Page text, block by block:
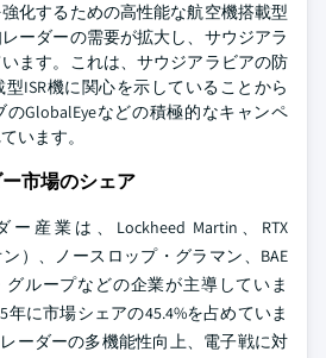
化するための高性能な航空機搭載型
ーダーの需要が拡大し、サウジアラ
ます。これは、サウジアラビアの防
ISR機に関心を示していることから
GlobalEyeなどの積極的なキャンペ
います。
市場のシェア
産業は、Lockheed Martin、RTX
）、ノースロップ・グラマン、BAE
ループなどの企業が主導していま
年に市場シェアの45.4%を占めていま
ーダーの多機能性向上、電子戦に対